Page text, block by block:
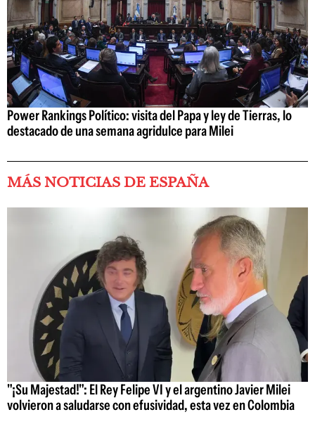
Power Rankings Político: visita del Papa y ley de Tierras, lo
destacado de una semana agridulce para Milei
MÁS NOTICIAS DE ESPAÑA
"¡Su Majestad!": El Rey Felipe VI y el argentino Javier Milei
volvieron a saludarse con efusividad, esta vez en Colombia